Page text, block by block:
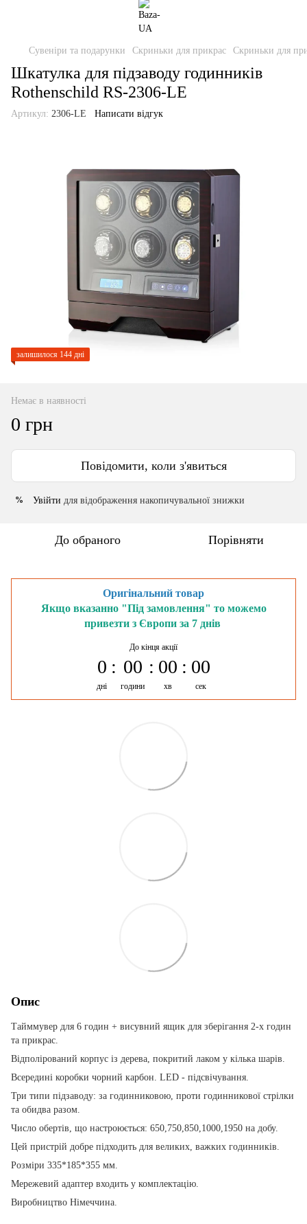
Сувеніри та подарунки Скриньки для прикрас Скриньки для
Шкатулка для підзаводу годинників
Rothenschild RS-2306-LE
Артикул: 2306-LE Написати відгук
залишилося 144 дні
Немає в наявності
0 грн
Повідомити, коли з'явиться
% Увійти для відображення накопичувальної знижки
До обраного Порівняти
Оригінальний товар
Якщо вказанно "Під замовлення" то можемо
привезти з Європи за 7 днів
До кінця акції
0
дні
00
години
00
хв
00
сек
Опис
Тайммувер для 6 годин + висувний ящик для зберігання 2-х годин
та прикрас.
Відполірований корпус із дерева, покритий лаком у кілька шарів.
Всередині коробки чорний карбон. LED - підсвічування.
Три типи підзаводу: за годинниковою, проти годинникової стрілки
та обидва разом.
Число обертів, що настроюється: 650,750,850,1000,1950 на добу.
Цей пристрій добре підходить для великих, важких годинників.
Розміри 335*185*355 мм.
Мережевий адаптер входить у комплектацію.
Виробництво Німеччина.